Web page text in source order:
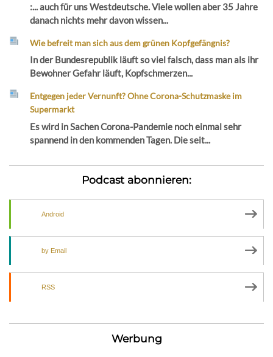
:... auch für uns Westdeutsche. Viele wollen aber 35 Jahre
danach nichts mehr davon wissen...
Wie befreit man sich aus dem grünen Kopfgefängnis?
In der Bundesrepublik läuft so viel falsch, dass man als ihr
Bewohner Gefahr läuft, Kopfschmerzen...
Entgegen jeder Vernunft? Ohne Corona-Schutzmaske im
Supermarkt
Es wird in Sachen Corona-Pandemie noch einmal sehr
spannend in den kommenden Tagen. Die seit...
Podcast abonnieren:
Android
by Email
RSS
Werbung